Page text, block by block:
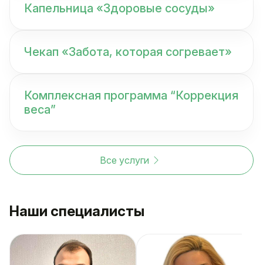
Капельница «Здоровые сосуды»
Чекап «Забота, которая согревает»
Комплексная программа “Коррекция
веса”
Все услуги
Наши специалисты